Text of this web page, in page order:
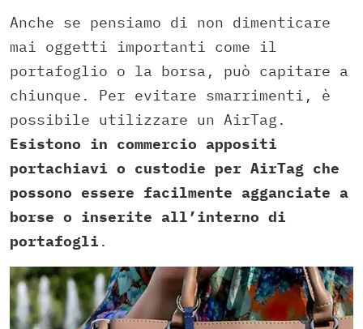
Anche se pensiamo di non dimenticare
mai oggetti importanti come il
portafoglio o la borsa, può capitare a
chiunque. Per evitare smarrimenti, è
possibile utilizzare un AirTag.
Esistono in commercio appositi
portachiavi o custodie per AirTag che
possono essere facilmente agganciate a
borse o inserite all’interno di
portafogli .